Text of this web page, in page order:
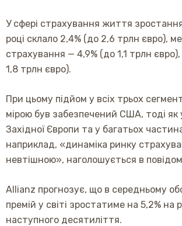
У сфері страхування життя
році склало 2,4% (до 2,6 трлн євро),
страхування — 4,9% (до 1,1 трлн
1,8 трлн євро).
При цьому підйом у всіх трьох
мірою був забезпечений США, тоді як
Західної Європи та у багатьох
наприклад, «динаміка ринку
невтішною», наголошується в
Allianz прогнозує, що в середньому
премій у світі зростатиме на 5,2% на
наступного десятиліття.